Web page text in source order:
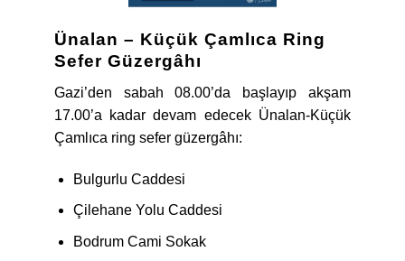
Ünalan – Küçük Çamlıca Ring
Sefer Güzergâhı
Gazi’den sabah 08.00’da başlayıp akşam
17.00’a kadar devam edecek Ünalan-Küçük
Çamlıca ring sefer güzergâhı:
Bulgurlu Caddesi
Çilehane Yolu Caddesi
Bodrum Cami Sokak